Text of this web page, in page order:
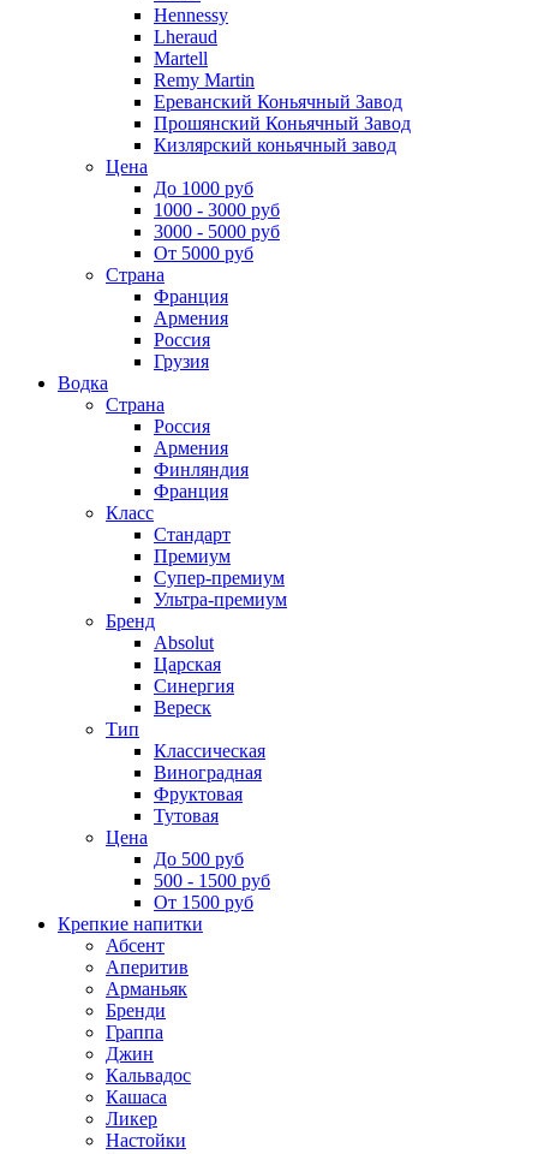
Hennessy
Lheraud
Martell
Remy Martin
Ереванский Коньячный Завод
Прошянский Коньячный Завод
Кизлярский коньячный завод
Цена
До 1000 руб
1000 - 3000 руб
3000 - 5000 руб
От 5000 руб
Страна
Франция
Армения
Россия
Грузия
Водка
Страна
Россия
Армения
Финляндия
Франция
Класс
Стандарт
Премиум
Супер-премиум
Ультра-премиум
Бренд
Absolut
Царская
Синергия
Вереск
Тип
Классическая
Виноградная
Фруктовая
Тутовая
Цена
До 500 руб
500 - 1500 руб
От 1500 руб
Крепкие напитки
Абсент
Аперитив
Арманьяк
Бренди
Граппа
Джин
Кальвадос
Кашаса
Ликер
Настойки